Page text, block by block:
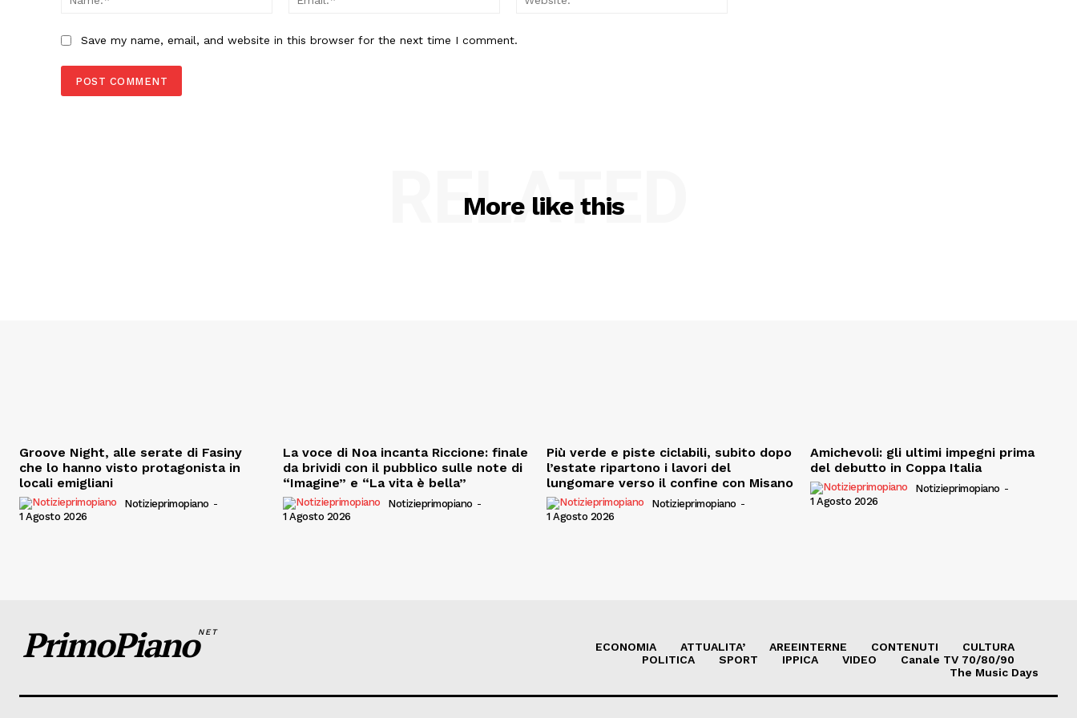
Save my name, email, and website in this browser for the next time I comment.
More like this
RELATED
Groove Night, alle serate di Fasiny
che lo hanno visto protagonista in
locali emigliani
Notizieprimopiano -
1 Agosto 2026
La voce di Noa incanta Riccione: finale
da brividi con il pubblico sulle note di
“Imagine” e “La vita è bella”
Notizieprimopiano -
1 Agosto 2026
Più verde e piste ciclabili, subito dopo
l’estate ripartono i lavori del
lungomare verso il confine con Misano
Notizieprimopiano -
1 Agosto 2026
Amichevoli: gli ultimi impegni prima
del debutto in Coppa Italia
Notizieprimopiano -
1 Agosto 2026
PrimoPianoNET
ECONOMIA ATTUALITA’ AREEINTERNE CONTENUTI
CULTURA
POLITICA
SPORT IPPICA VIDEO
Canale TV 70/80/90
The Music Days